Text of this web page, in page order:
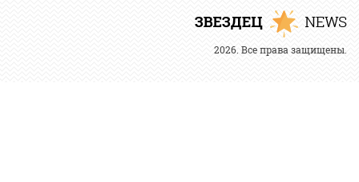
2026. Все права защищены.